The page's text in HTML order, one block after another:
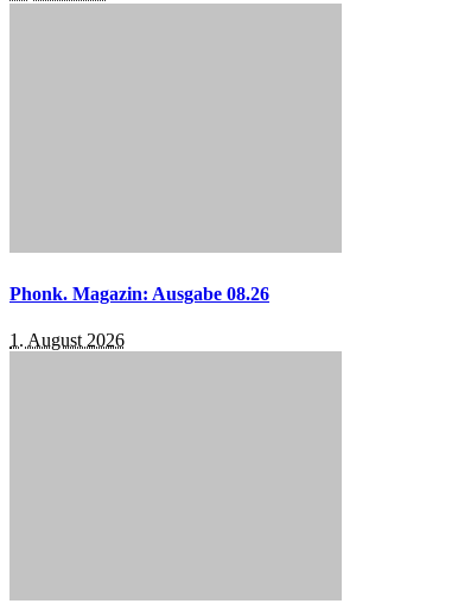
Phonk. Magazin: Ausgabe 08.26
1. August 2026